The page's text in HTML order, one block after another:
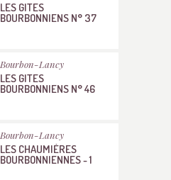
LES GITES
BOURBONNIENS N° 37
Bourbon-Lancy
LES GITES
BOURBONNIENS N° 46
Bourbon-Lancy
LES CHAUMIÈRES
BOURBONNIENNES - 1